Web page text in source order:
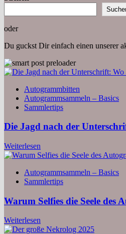
oder
Du guckst Dir einfach einen unserer
Autogrammbitten
Autogrammsammeln – Basics
Sammlertips
Die Jagd nach der
Weiterlesen
Autogrammsammeln – Basics
Sammlertips
Warum Selfies die Seele des
Weiterlesen